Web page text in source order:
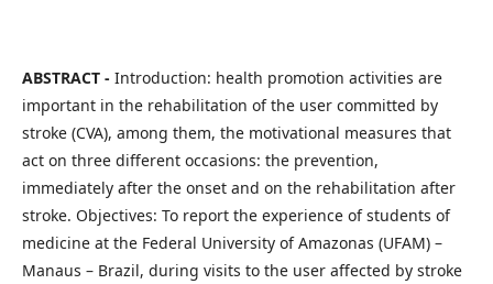
ABSTRACT - Introduction: health promotion activities are
important in the rehabilitation of the user committed by
stroke (CVA), among them, the motivational measures that
act on three different occasions: the prevention,
immediately after the onset and on the rehabilitation after
stroke. Objectives: To report the experience of students of
medicine at the Federal University of Amazonas (UFAM) –
Manaus – Brazil, during visits to the user affected by stroke